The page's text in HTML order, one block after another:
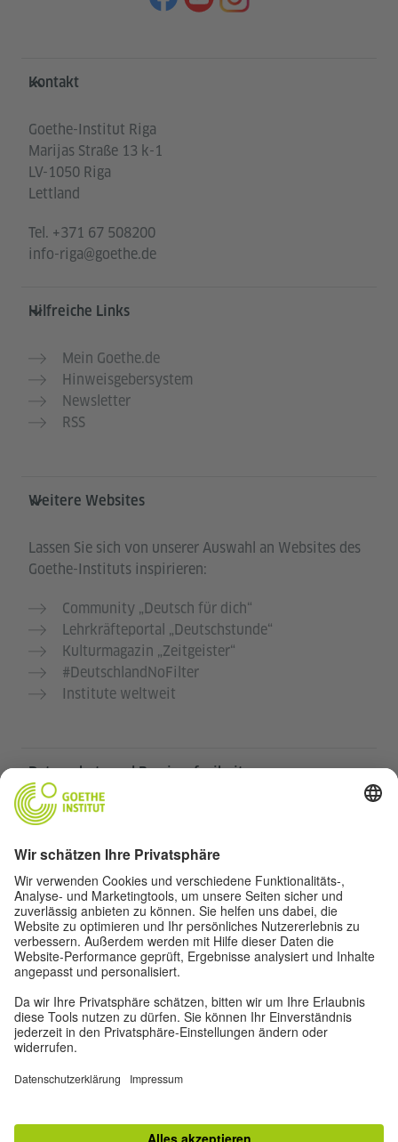
Service- und Informationsbereich
Kontakt
Goethe-Institut Riga
Marijas Straße 13 k-1
LV-1050 Riga
Lettland
Tel. +371 67 508200
info-riga@goethe.de
Hilfreiche Links
Mein Goethe.de
Hinweisgebersystem
Newsletter
RSS
Weitere Websites
Lassen Sie sich von unserer Auswahl an Websites des
Goethe-Instituts inspirieren:
Community „Deutsch für dich“
Lehrkräfteportal „Deutschstunde“
Kulturmagazin „Zeitgeister“
#DeutschlandNoFilter
Institute weltweit
Datenschutz und Barrierefreiheit
Diese Website soll für möglichst viele Menschen
Daten verwenden wir gemäß unserer
Datenschutzrichtlinie.
Privatsphäre-Einstellungen
Barrierefreiheit